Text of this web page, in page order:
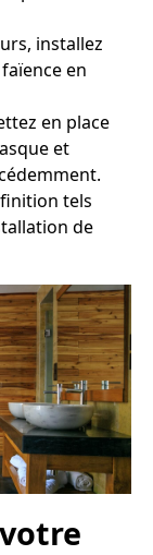
installez
en
en place
et
tels
de